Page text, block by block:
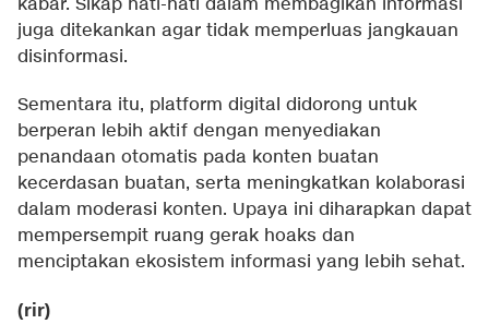
kabar. Sikap hati-hati dalam membagikan informasi
juga ditekankan agar tidak memperluas jangkauan
disinformasi.
Sementara itu, platform digital didorong untuk
berperan lebih aktif dengan menyediakan
penandaan otomatis pada konten buatan
kecerdasan buatan, serta meningkatkan kolaborasi
dalam moderasi konten. Upaya ini diharapkan dapat
mempersempit ruang gerak hoaks dan
menciptakan ekosistem informasi yang lebih sehat.
(rir)